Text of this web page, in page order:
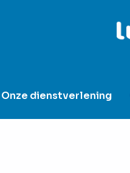
Onze dienstverlening